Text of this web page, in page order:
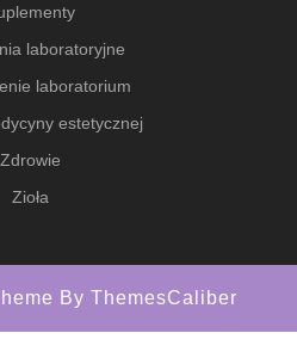
laboratoryjne
laboratorium
estetycznej
Zdrowie
Zioła
By ThemesCaliber